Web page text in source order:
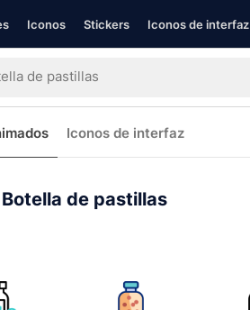
Iconos Stickers Iconos de interfaz
Iconos de interfaz
Botella de pastillas